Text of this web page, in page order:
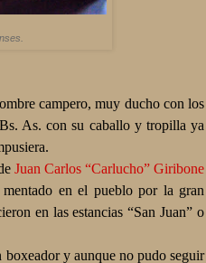
campero, muy ducho con los
As. con su caballo y tropilla ya
Juan Carlos “Carlucho” Giribone
en el pueblo por la gran
en las estancias “San Juan” o
boxeador y aunque no pudo seguir